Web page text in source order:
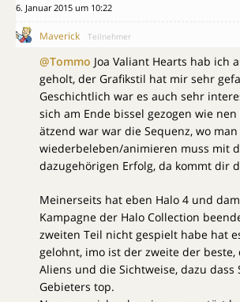
6. Januar 2015 um 10:22
Maverick Teilnehmer
@Tommo Joa Valiant Hearts hab ich
geholt, der Grafikstil hat mir sehr
Geschichtlich war es auch sehr
sich am Ende bissel gezogen wie
ätzend war war die Sequenz, wo
wiederbeleben/animieren muss mit
dazugehörigen Erfolg, da kommt dir
Meinerseits hat eben Halo 4 und
Kampagne der Halo Collection
zweiten Teil nicht gespielt habe hat
gelohnt, imo ist der zweite der beste,
Aliens und die Sichtweise, dazu dass
Gebieters top.